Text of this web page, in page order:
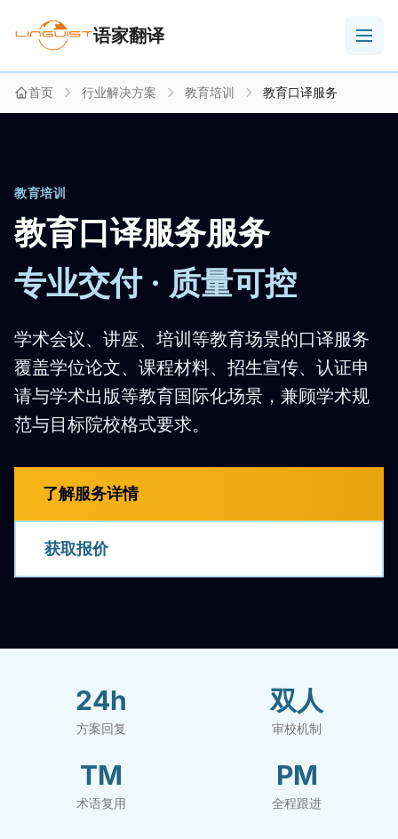
语家翻译
首页 行业解决方案 教育培训 教育口译服务
教育培训
教育口译服务服务
专业交付 · 质量可控
学术会议、讲座、培训等教育场景的口译服务
覆盖学位论文、课程材料、招生宣传、认证申
请与学术出版等教育国际化场景，兼顾学术规
范与目标院校格式要求。
了解服务详情
获取报价
24h
方案回复
双人
审校机制
TM
术语复用
PM
全程跟进